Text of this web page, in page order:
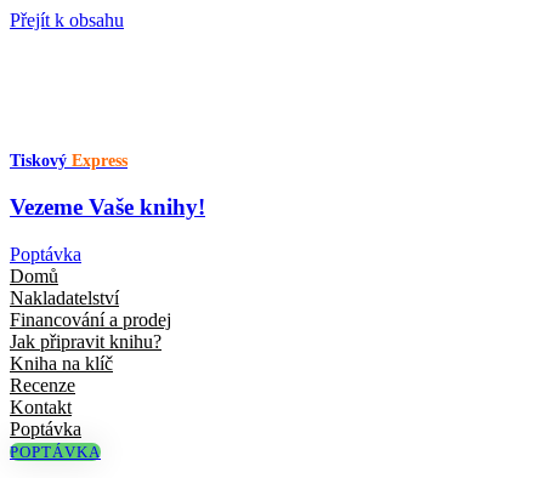
Přejít k obsahu
Tiskový Express
Vezeme Vaše knihy!
Poptávka
Domů
Nakladatelství
Financování a prodej
Jak připravit knihu?
Kniha na klíč
Recenze
Kontakt
Poptávka
POPTÁVKA